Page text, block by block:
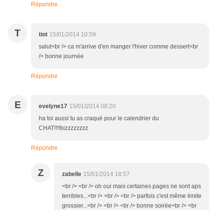
Répondre
T tiot 15/01/2014 10:59
salut<br /> ca m'arrive d'en manger l'hiver comme dessert<br
/> bonne journée
Répondre
E evelyne17 15/01/2014 08:20
ha toi aussi tu as craqué pour le calendrier du
CHAT!!!!bizzzzzzzz
Répondre
Z zabelle 15/01/2014 18:57
<br /> <br /> oh oui mais certaines pages ne sont aps
terribles...<br /> <br /> <br /> parfois c'est même limite
grossier...<br /> <br /> <br /> bonne soirée<br /> <br